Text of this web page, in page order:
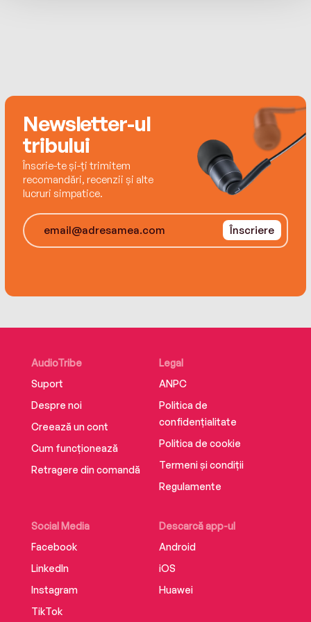
Newsletter-ul
tribului
Înscrie-te și-ți trimitem
recomandări, recenzii și alte
lucruri simpatice.
Înscriere
AudioTribe
Suport
Despre noi
Creează un cont
Cum funcționează
Retragere din comandă
Social Media
Facebook
LinkedIn
Instagram
TikTok
Descarcă app-ul
Android
iOS
Huawei
Legal
ANPC
Politica de
confidențialitate
Politica de cookie
Termeni și condiții
Regulamente